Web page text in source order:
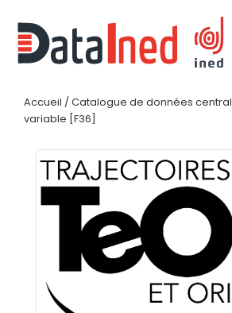
Accueil / Catalogue de données central
variable [F36]